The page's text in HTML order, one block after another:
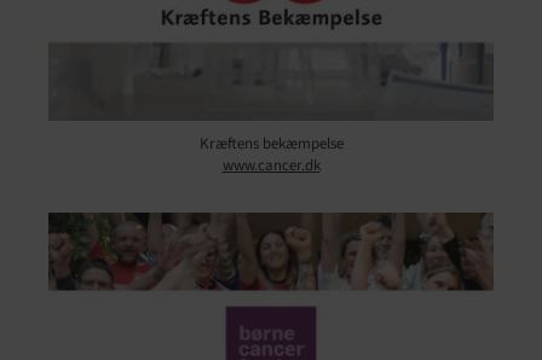
Kræftens bekæmpelse
www.cancer.dk